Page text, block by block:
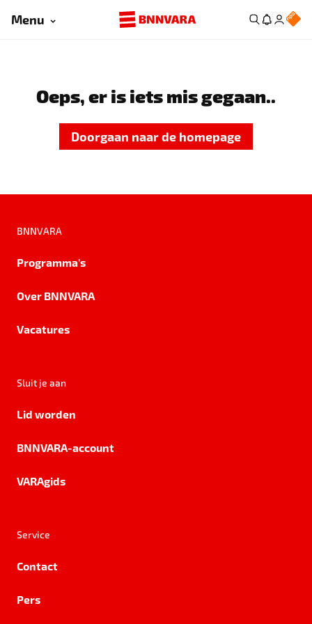
Menu
Oeps, er is iets mis gegaan..
Doorgaan naar de homepage
BNNVARA
Programma's
Over BNNVARA
Vacatures
Sluit je aan
Lid worden
BNNVARA-account
VARAgids
Service
Contact
Pers